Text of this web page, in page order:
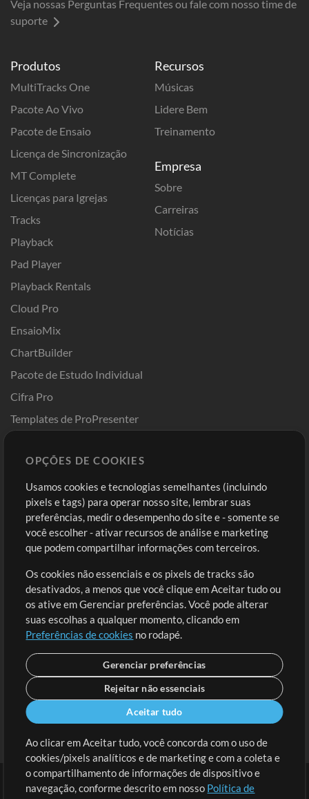
Produtos
MultiTracks One
Pacote Ao Vivo
Pacote de Ensaio
Licença de Sincronização
MT Complete
Licenças para Igrejas
Tracks
Playback
Pad Player
Playback Rentals
Cloud Pro
EnsaioMix
ChartBuilder
Pacote de Estudo Individual
Cifra Pro
Templates de ProPresenter
Recursos
Músicas
Lidere Bem
Treinamento
Empresa
Sobre
Carreiras
Notícias
Comprar Créditos
Conteúdo Grátis
Solicite uma Música
Extras
Sessões
Envie seu conteúdo
Playlist
MT Conference
Entre
Cadastre-se
Ir ao carrinho
Veja nossas Perguntas Frequentes ou fale com nosso time de
suporte
OPÇÕES DE COOKIES
Usamos cookies e tecnologias semelhantes (incluindo
pixels e tags) para operar nosso site, lembrar suas
preferências, medir o desempenho do site e - somente se
você escolher - ativar recursos de análise e marketing
que podem compartilhar informações com terceiros.
Os cookies não essenciais e os pixels de tracks são
desativados, a menos que você clique em Aceitar tudo ou
os ative em Gerenciar preferências. Você pode alterar
suas escolhas a qualquer momento, clicando em
Preferências de cookies no rodapé.
Gerenciar preferências
Rejeitar não essenciais
Aceitar tudo
Ao clicar em Aceitar tudo, você concorda com o uso de
cookies/pixels analíticos e de marketing e com a coleta e
o compartilhamento de informações de dispositivo e
navegação, conforme descrito em nosso Política de